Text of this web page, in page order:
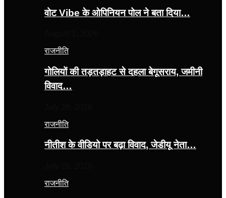
वोट Vibe के ओपिनियन पोल ने बता दिया…
राजनीति
गोलियों की तड़तड़ाहट से दहला बेगूसराय, जमीनी
विवाद…
राजनीति
नीतीश के वीडियो पर बढ़ा विवाद, जेडीयू नेता…
राजनीति